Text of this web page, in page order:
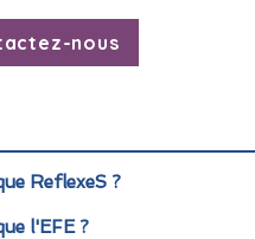
nous
ReflexeS ?
l'EFE ?